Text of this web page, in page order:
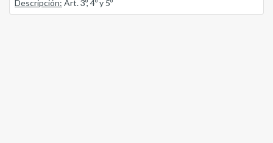
Descripción: Art. 3º, 4º y 5º